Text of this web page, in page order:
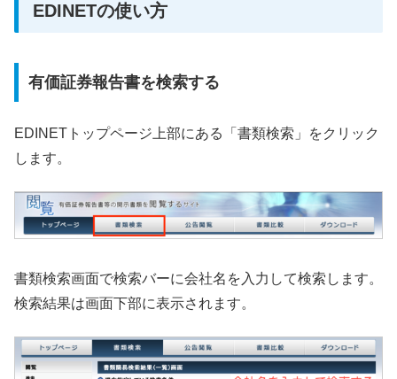
EDINETの使い方
有価証券報告書を検索する
EDINETトップページ上部にある「書類検索」をクリック
します。
書類検索画面で検索バーに会社名を入力して検索します。
検索結果は画面下部に表示されます。